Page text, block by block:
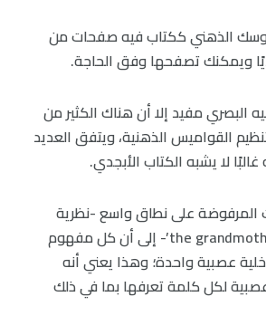
الذهني ككتاب فيه صفحات من
ويمكنك تصفحها وفق الحاجة.
البصري مفيد إلا أن هناك الكثير من
القواميس الذهنية، ويتفق العديد
لا يشبه الكتاب الأبجدي.
المرفوضة على نطاق واسع -نظرية
‘خلية الجدة the grandmother cell’- إلى أن كل مفهوم
عصبية واحدة؛ وهذا يعني أنه
لكل كلمة تعرفها بما في ذلك